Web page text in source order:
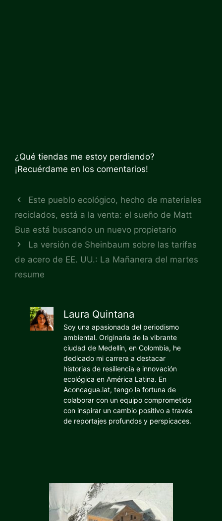
¿Qué tiendas me estoy perdiendo?
¡Recuérdame en los comentarios!
Este pueblo ecológico, hecho de materiales
reciclados, está a la venta: el sueño de Matt
Bua está buscando un nuevo propietario
La versión de Sheinbaum sobre las tarifas
de acero de EE. UU.: La Mañanera del martes
resume
Laura Quintana
Soy una apasionada del periodismo
ambiental. Originaria de la vibrante
ciudad de Medellín, en Colombia, he
dedicado mi carrera a destacar
historias de resiliencia e innovación
ecológica en América Latina. En
Aconcagua.lat, tengo la fortuna de
colaborar con un equipo comprometido
con inspirar un cambio positivo a través
de reportajes profundos y perspicaces.